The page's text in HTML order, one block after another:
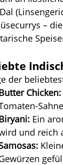
–
der
Chicken:
Ein
und reich